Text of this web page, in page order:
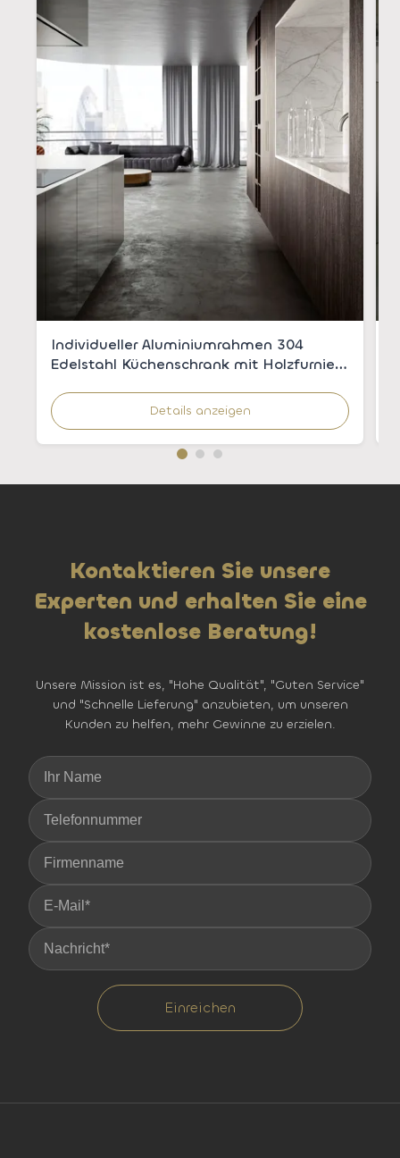
Individueller Aluminiumrahmen 304
Edelstahl Küchenschrank mit Holzfurnier
Details anzeigen
Kontaktieren Sie unsere
Experten und erhalten Sie eine
kostenlose Beratung!
Unsere Mission ist es, "Hohe Qualität", "Guten Service"
und "Schnelle Lieferung" anzubieten, um unseren
Kunden zu helfen, mehr Gewinne zu erzielen.
Einreichen